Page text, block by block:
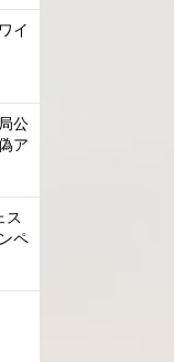
イ
公
ア
ス
ペ